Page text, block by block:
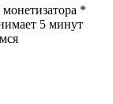
*
5 минут